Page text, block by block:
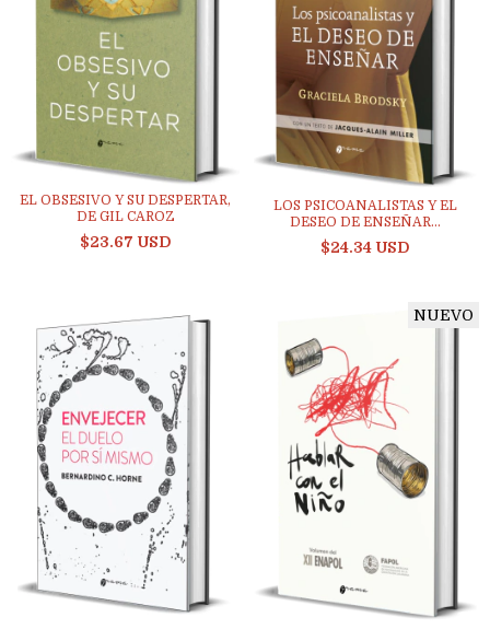
EL OBSESIVO Y SU DESPERTAR,
DE GIL CAROZ
$23.67 USD
LOS PSICOANALISTAS Y EL
DESEO DE ENSEÑAR...
$24.34 USD
NUEVO